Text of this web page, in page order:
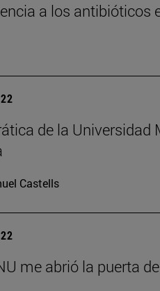
a los antibióticos
de la
Castells
me abrió la puerta